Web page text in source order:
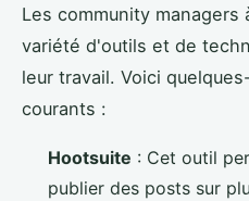
Les community
variété d'outils et de
leur travail. Voici
courants :
Hootsuite : Cet outil
publier des posts sur